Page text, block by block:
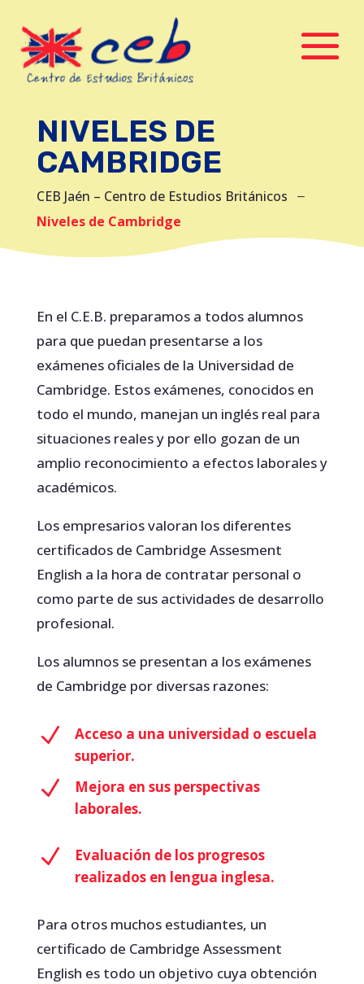
NIVELES DE
CAMBRIDGE
CEB Jaén – Centro de Estudios Británicos K
Niveles de Cambridge
En el C.E.B. preparamos a todos alumnos
para que puedan presentarse a los
exámenes oficiales de la Universidad de
Cambridge. Estos exámenes, conocidos en
todo el mundo, manejan un inglés real para
situaciones reales y por ello gozan de un
amplio reconocimiento a efectos laborales y
académicos.
Los empresarios valoran los diferentes
certificados de Cambridge Assesment
English a la hora de contratar personal o
como parte de sus actividades de desarrollo
profesional.
Los alumnos se presentan a los exámenes
de Cambridge por diversas razones:
N
Acceso a una universidad o escuela
superior.
N
Mejora en sus perspectivas
laborales.
N
Evaluación de los progresos
realizados en lengua inglesa.
Para otros muchos estudiantes, un
certificado de Cambridge Assessment
English es todo un objetivo cuya obtención